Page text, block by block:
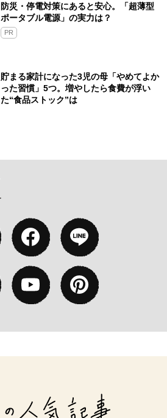
防災・停電対策にあると安心。「超薄型
ポータブル電源」の実力は？​
PR
貯まる家計になった3児の母「やめてよか
った習慣」5つ。増やしたら食費が浮い
た“食品ストック”は